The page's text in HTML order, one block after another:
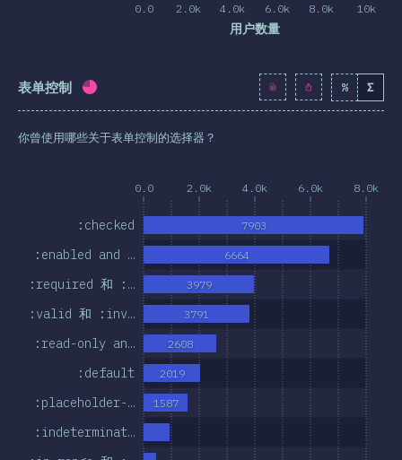
0.0 2.0k 4.0k 6.0k 8.0k 10k
用户数量
表单控制 完成率: % Σ
你曾使用哪些关于表单控制的选择器？
0.0 2.0k 4.0k 6.0k 8.0k
:indeterminat…
:placeholder-…
:default
:read-only an…
:valid 和 :inv…
:required 和 :…
:enabled and …
:checked
1587
2019
2608
3791
3979
6664
7903